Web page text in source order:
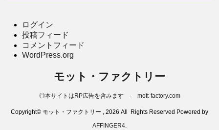
ログイン
投稿フィード
コメントフィード
WordPress.org
モット・ファクトリー
◎本サイトはRP広告を含みます - mott-factory.com
Copyright© モット・ファクトリー , 2026 All Rights Reserved Powered by
AFFINGER4.